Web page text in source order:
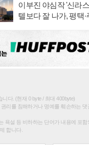
이부진 야심작 '신라
텔보다 잘 나가, 평택·
니다. (현재 0 byte / 최대 400byte)
리를 침해하거나 명예를 훼손하는 댓
욕설 등 비하하는 단어가 내용에 포
합니다.